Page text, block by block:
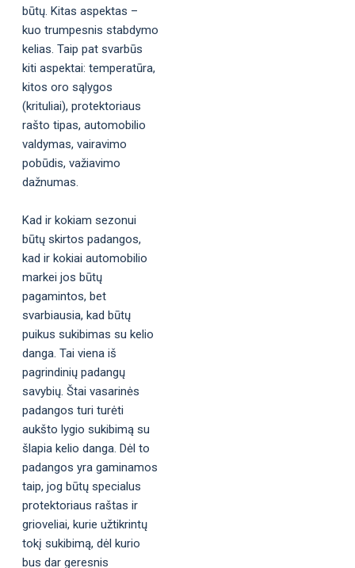
būtų. Kitas aspektas –
kuo trumpesnis stabdymo
kelias. Taip pat svarbūs
kiti aspektai: temperatūra,
kitos oro sąlygos
(krituliai), protektoriaus
rašto tipas, automobilio
valdymas, vairavimo
pobūdis, važiavimo
dažnumas.
Kad ir kokiam sezonui
būtų skirtos padangos,
kad ir kokiai automobilio
markei jos būtų
pagamintos, bet
svarbiausia, kad būtų
puikus sukibimas su kelio
danga. Tai viena iš
pagrindinių padangų
savybių. Štai vasarinės
padangos turi turėti
aukšto lygio sukibimą su
šlapia kelio danga. Dėl to
padangos yra gaminamos
taip, jog būtų specialus
protektoriaus raštas ir
grioveliai, kurie užtikrintų
tokį sukibimą, dėl kurio
bus dar geresnis